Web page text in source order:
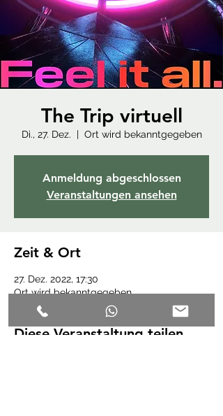
The Trip virtuell
Di., 27. Dez.
  |
Ort wird bekanntgegeben
Anmeldung abgeschlossen
Veranstaltungen ansehen
Zeit & Ort
27. Dez. 2022, 17:30
Ort wird bekanntgegeben
Diese Veranstaltung teilen